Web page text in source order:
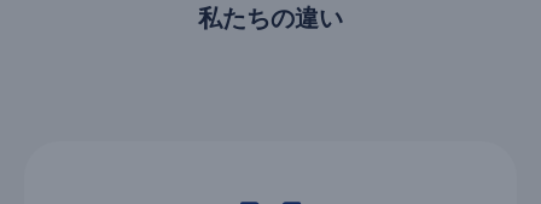
私たちの違い